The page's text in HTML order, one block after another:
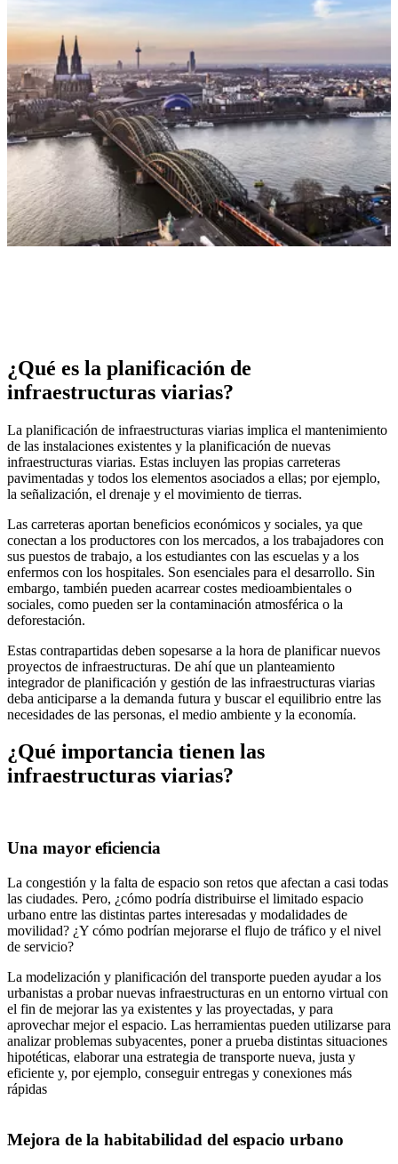
¿Qué es la planificación de
infraestructuras viarias?
La planificación de infraestructuras viarias implica el mantenimiento
de las instalaciones existentes y la planificación de nuevas
infraestructuras viarias. Estas incluyen las propias carreteras
pavimentadas y todos los elementos asociados a ellas; por ejemplo,
la señalización, el drenaje y el movimiento de tierras.
Las carreteras aportan beneficios económicos y sociales, ya que
conectan a los productores con los mercados, a los trabajadores con
sus puestos de trabajo, a los estudiantes con las escuelas y a los
enfermos con los hospitales. Son esenciales para el desarrollo. Sin
embargo, también pueden acarrear costes medioambientales o
sociales, como pueden ser la contaminación atmosférica o la
deforestación.
Estas contrapartidas deben sopesarse a la hora de planificar nuevos
proyectos de infraestructuras. De ahí que un planteamiento
integrador de planificación y gestión de las infraestructuras viarias
deba anticiparse a la demanda futura y buscar el equilibrio entre las
necesidades de las personas, el medio ambiente y la economía.
¿Qué importancia tienen las
infraestructuras viarias?
Una mayor eficiencia
La congestión y la falta de espacio son retos que afectan a casi todas
las ciudades. Pero, ¿cómo podría distribuirse el limitado espacio
urbano entre las distintas partes interesadas y modalidades de
movilidad? ¿Y cómo podrían mejorarse el flujo de tráfico y el nivel
de servicio?
La modelización y planificación del transporte pueden ayudar a los
urbanistas a probar nuevas infraestructuras en un entorno virtual con
el fin de mejorar las ya existentes y las proyectadas, y para
aprovechar mejor el espacio. Las herramientas pueden utilizarse para
analizar problemas subyacentes, poner a prueba distintas situaciones
hipotéticas, elaborar una estrategia de transporte nueva, justa y
eficiente y, por ejemplo, conseguir entregas y conexiones más
rápidas
Mejora de la habitabilidad del espacio urbano